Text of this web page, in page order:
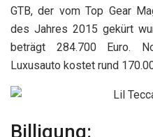
GTB, der vom Top Gear
des Jahres 2015 gekürt
beträgt 284.700 Euro.
Luxusauto kostet rund
Billigung: